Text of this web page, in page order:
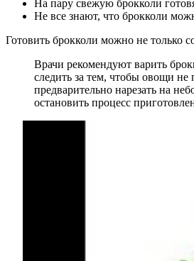
На пару свежую брокколи
Не все знают, что брокколи
Готовить брокколи можно не только
Врачи рекомендуют варить
следить за тем, чтобы овощи не
предварительно нарезать на
остановить процесс